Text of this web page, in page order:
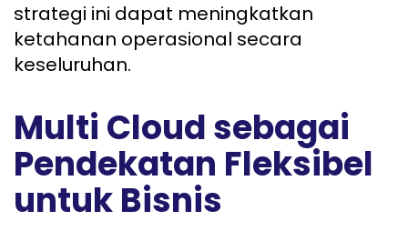
strategi ini dapat meningkatkan
ketahanan operasional secara
keseluruhan.
Multi Cloud sebagai
Pendekatan Fleksibel
untuk Bisnis